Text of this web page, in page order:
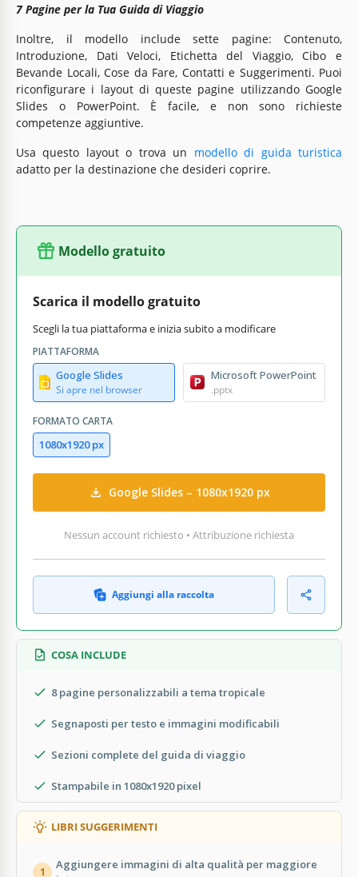
7 Pagine per la Tua Guida di Viaggio
Inoltre, il modello include sette pagine: Contenuto,
Introduzione, Dati Veloci, Etichetta del Viaggio, Cibo e
Bevande Locali, Cose da Fare, Contatti e Suggerimenti. Puoi
riconfigurare i layout di queste pagine utilizzando Google
Slides o PowerPoint. È facile, e non sono richieste
competenze aggiuntive.
Usa questo layout o trova un modello di guida turistica
adatto per la destinazione che desideri coprire.
Modello gratuito
Scarica il modello gratuito
Scegli la tua piattaforma e inizia subito a modificare
PIATTAFORMA
Google Slides
Si apre nel browser
Microsoft PowerPoint
.pptx
FORMATO CARTA
1080x1920 px
Google Slides – 1080x1920 px
Nessun account richiesto • Attribuzione richiesta
Aggiungi alla raccolta
COSA INCLUDE
8 pagine personalizzabili a tema tropicale
Segnaposti per testo e immagini modificabili
Sezioni complete del guida di viaggio
Stampabile in 1080x1920 pixel
LIBRI SUGGERIMENTI
1
Aggiungere immagini di alta qualità per maggiore